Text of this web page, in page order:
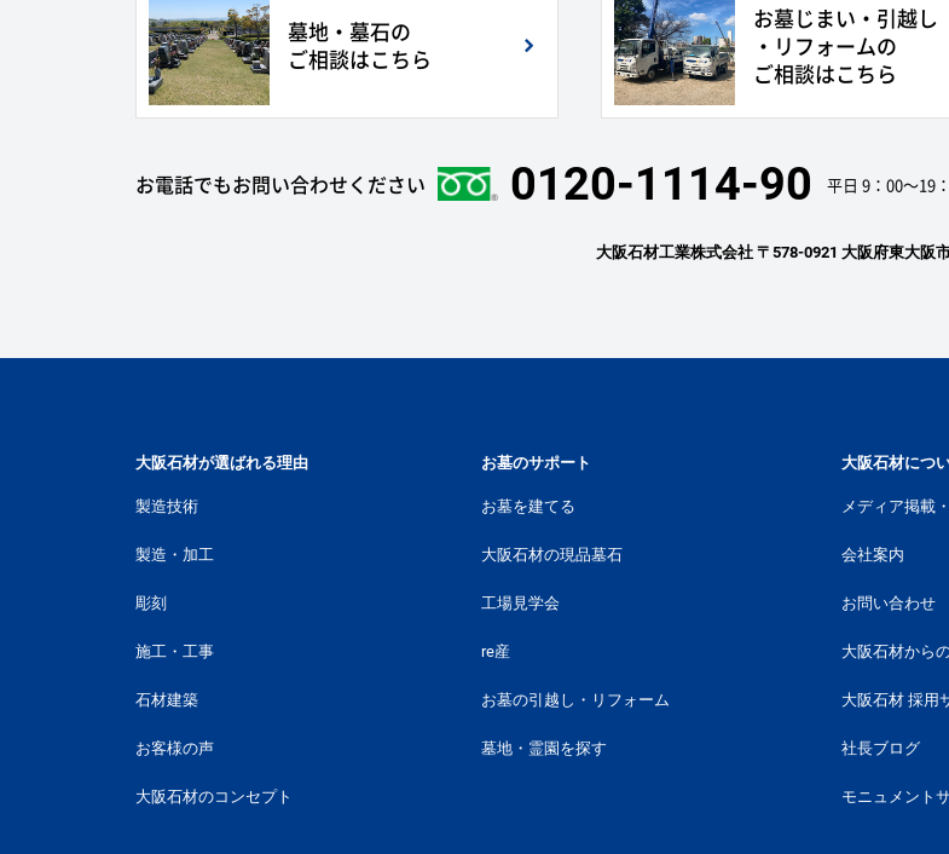
墓地・墓石の
ご相談はこちら
お墓じまい・引越し
・リフォームの
ご相談はこちら
お電話でもお問い合わせください 0120-1114-90 平日 9：00〜19
大阪石材工業株式会社 〒578-0921 大阪府東大阪
大阪石材が選ばれる理由
製造技術
製造・加工
彫刻
施工・工事
石材建築
お客様の声
大阪石材のコンセプト
お墓のサポート
お墓を建てる
大阪石材の現品墓石
工場見学会
re産
お墓の引越し・リフォーム
墓地・霊園を探す
大阪石材につ
メディア掲載
会社案内
お問い合わせ
大阪石材から
大阪石材 採用
社長ブログ
モニュメント